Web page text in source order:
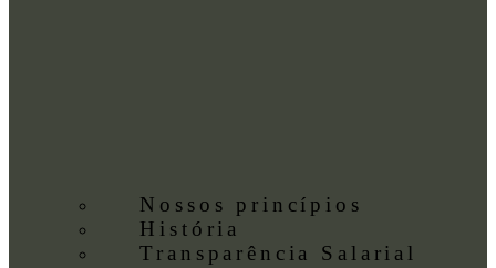
Nossos princípios
História
Transparência Salarial